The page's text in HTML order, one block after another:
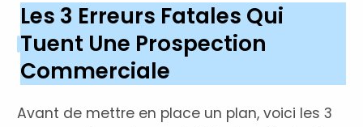
Les 3 Erreurs Fatales Qui
Tuent Une Prospection
Commerciale
Avant de mettre en place un plan, voici les 3